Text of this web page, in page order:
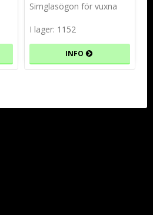
Simglasögon för vuxna
I lager: 1152
INFO